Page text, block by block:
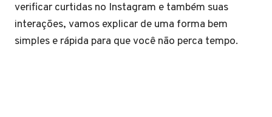
verificar curtidas no Instagram e também suas
interações, vamos explicar de uma forma bem
simples e rápida para que você não perca tempo.